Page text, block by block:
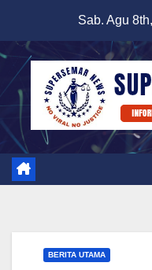
content
Sab. Agu
BERITA UTAMA